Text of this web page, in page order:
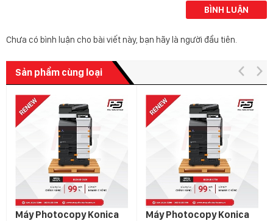
BÌNH LUẬN
Chưa có bình luận cho bài viết này, bạn hãy là người đầu tiên.
Sản phẩm cùng loại
Máy Photocopy Konica